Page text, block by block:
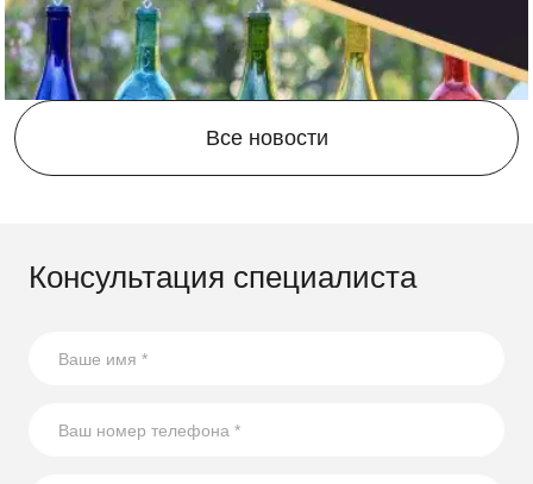
21.08.2023
бутылок
использованию стеклянных бутылок на участке.
Все новости
Консультация специалиста